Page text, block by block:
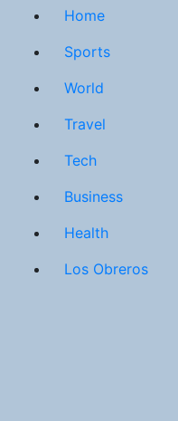
Home
Sports
World
Travel
Tech
Business
Health
Los Obreros